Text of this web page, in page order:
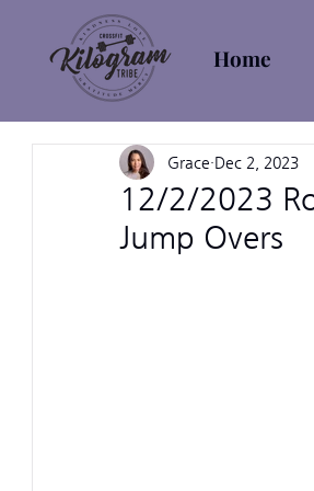
Home
12/2/2023
Jump Overs
Grace Dec 2, 2023